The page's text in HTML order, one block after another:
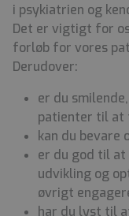
i psykiatrien og
Det er vigtigt for
forløb for vores
Derudover:
er du
patienter til at
kan du bevare
er du god til
udvikling og
øvrigt
har du lyst til